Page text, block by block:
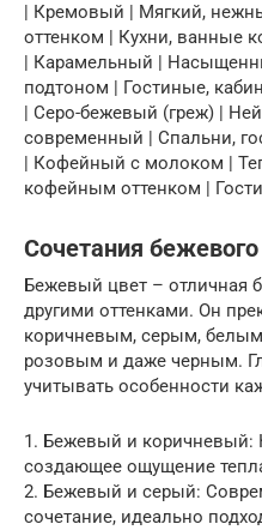
| Кремовый | Мягкий,
оттенком | Кухни, ванные
| Карамельный |
подтоном | Гостиные,
| Серо-бежевый (греж) |
современный | Спальни,
| Кофейный с молоком |
кофейным оттенком |
Сочетания
Бежевый цвет – отличная
другими оттенками. Он
коричневым, серым,
розовым и даже черным.
учитывать особенности
1. Бежевый и коричневый:
создающее ощущение
2. Бежевый и серый:
сочетание, идеально